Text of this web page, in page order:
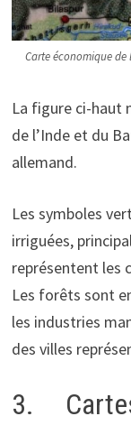
Carte économique de
La figure ci-haut
de l’Inde et du
allemand.
Les symboles
irriguées,
représentent les
Les forêts sont
les industries
des villes
3.